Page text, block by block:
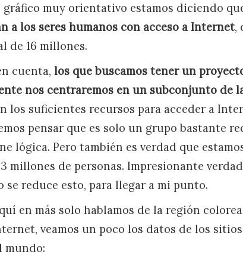
muy orientativo estamos diciendo
a los seres humanos con acceso a Internet,
de 16 millones.
cuenta, los que buscamos tener un
nos centraremos en un subconjunto de
los suficientes recursos para acceder a
pensar que es solo un grupo bastante
lógica. Pero también es verdad que
millones de personas. Impresionante
se reduce esto, para llegar a mi punto.
en más solo hablamos de la región
veamos un poco los datos de los
mundo: